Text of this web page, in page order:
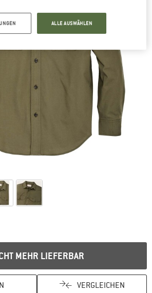
MEHR LIEFERBAR
VERGLEICHEN
ALLE AUSWÄHLEN